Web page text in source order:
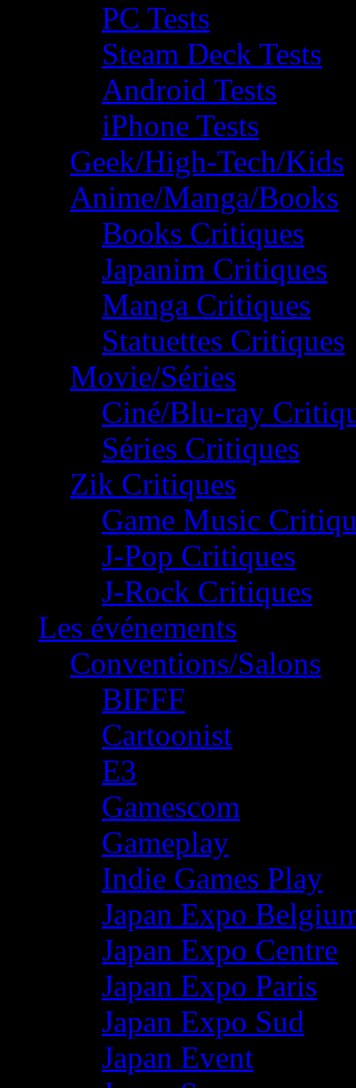
PC Tests
Steam Deck Tests
Android Tests
iPhone Tests
Geek/High-Tech/Kids
Anime/Manga/Books
Books Critiques
Japanim Critiques
Manga Critiques
Statuettes Critiques
Movie/Séries
Ciné/Blu-ray
Séries Critiques
Zik Critiques
Game Music
J-Pop Critiques
J-Rock Critiques
Les événements
Conventions/Salons
BIFFF
Cartoonist
E3
Gamescom
Gameplay
Indie Games Play
Japan Expo
Japan Expo Centre
Japan Expo Paris
Japan Expo Sud
Japan Event